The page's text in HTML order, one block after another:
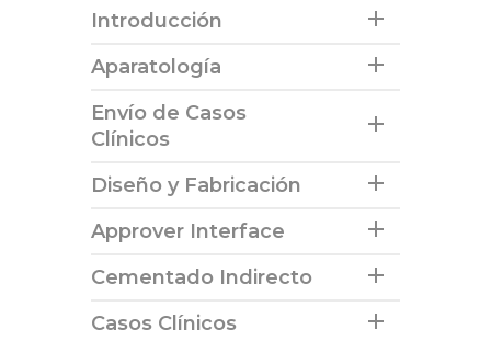
Introducción
Aparatología
Envío de Casos
Clínicos
Diseño y Fabricación
Approver Interface
Cementado Indirecto
Casos Clínicos